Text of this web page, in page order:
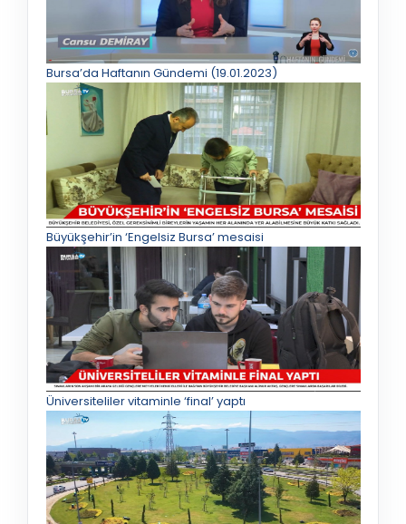
Bursa’da Haftanın Gündemi (19.01.2023)
Büyükşehir’in ‘Engelsiz Bursa’ mesaisi
Üniversiteliler vitaminle ‘final’ yaptı